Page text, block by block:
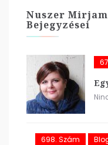
Nuszer
Bejegyzései
698. Szám